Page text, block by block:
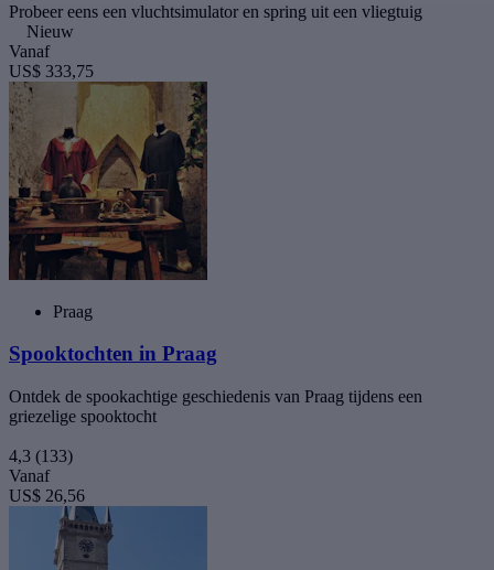
Probeer eens een vluchtsimulator en spring uit een vliegtuig
Nieuw
Vanaf
US$ 333,75
Praag
Spooktochten in Praag
Ontdek de spookachtige geschiedenis van Praag tijdens een
griezelige spooktocht
4,3 (133)
Vanaf
US$ 26,56